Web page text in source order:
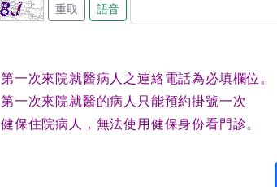
重取 語音
第一次來院就醫病人之連絡電話為必填欄位。
第一次來院就醫的病人只能預約掛號一次
健保住院病人，無法使用健保身份看門診。